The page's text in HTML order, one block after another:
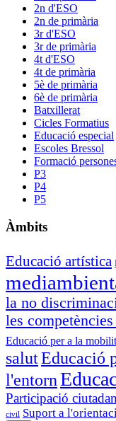
2n d'ESO
2n de primària
3r d'ESO
3r de primària
4t d'ESO
4t de primària
5è de primària
6è de primària
Batxillerat
Cicles Formatius
Educació especial
Escoles Bressol
Formació
P3
P4
P5
Àmbits
Educació artística
la no
les
Educació per a la
salutEducació
l'entorn
Participació
civil Suport a